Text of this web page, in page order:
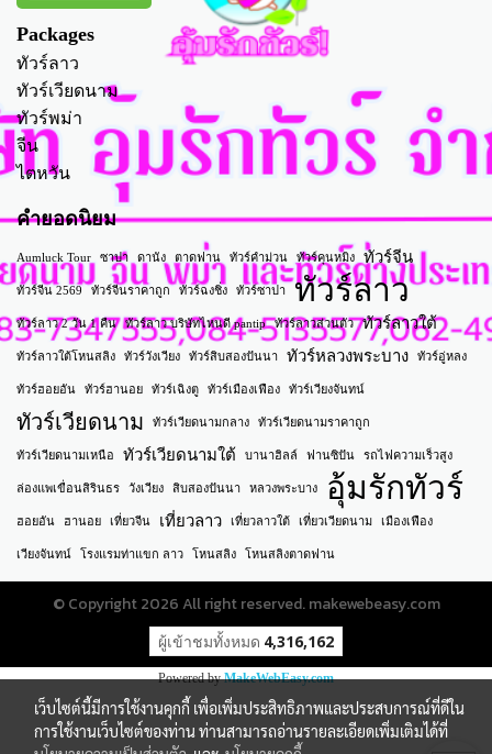
Packages
ทัวร์ลาว
ทัวร์เวียดนาม
ทัวร์พม่า
จีน
ไตหวัน
คำยอดนิยม
Aumluck Tour ซาปา ดานัง ตาดฟาน ทัวร์คำม่วน ทัวร์คุนหมิง ทัวร์จีน
ทัวร์จีน 2569 ทัวร์จีนราคาถูก ทัวร์ฉงชิ่ง ทัวร์ซาปา ทัวร์ลาว
ทัวร์ลาว 2 วัน 1 คืน ทัวร์ลาว บริษัทไหนดี pantip ทัวร์ลาวส่วนตัว ทัวร์ลาวใต้
ทัวร์ลาวใต้โหนสลิง ทัวร์วังเวียง ทัวร์สิบสองปันนา ทัวร์หลวงพระบาง ทัวร์อู่หลง
ทัวร์ฮอยอัน ทัวร์ฮานอย ทัวร์เฉิงตู ทัวร์เมืองเฟือง ทัวร์เวียงจันทน์
ทัวร์เวียดนาม ทัวร์เวียดนามกลาง ทัวร์เวียดนามราคาถูก
ทัวร์เวียดนามเหนือ ทัวร์เวียดนามใต้ บานาฮิลล์ ฟานซิปัน รถไฟความเร็วสูง
ล่องแพเขื่อนสิรินธร วังเวียง สิบสองปันนา หลวงพระบาง อุ้มรักทัวร์
ฮอยอัน ฮานอย เที่ยวจีน เที่ยวลาว เที่ยวลาวใต้ เที่ยวเวียดนาม เมืองเฟือง
เวียงจันทน์ โรงแรมท่าแขก ลาว โหนสลิง โหนสลิงตาดฟาน
© Copyright 2026 All right reserved. makewebeasy.com
ผู้เข้าชมวันนี้ 1
Powered byMakeWebEasy.com
เว็บไซต์นี้มีการใช้งานคุกกี้ เพื่อเพิ่มประสิทธิภาพและประสบการณ์ที่ดีใน
การใช้งานเว็บไซต์ของท่าน ท่านสามารถอ่านรายละเอียดเพิ่มเติมได้ที่